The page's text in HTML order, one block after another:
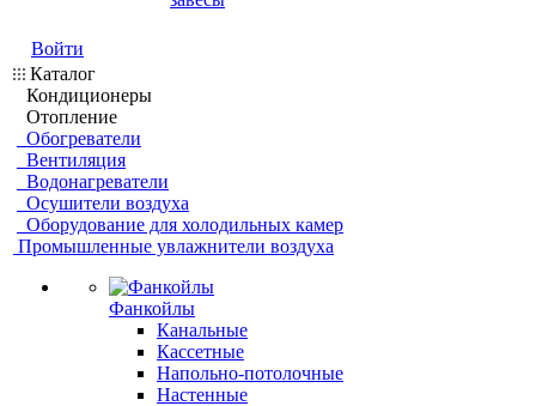
Войти
Каталог
Кондиционеры
Отопление
Обогреватели
Вентиляция
Водонагреватели
Осушители воздуха
Оборудование для холодильных камер
Промышленные увлажнители воздуха
Фанкойлы
Канальные
Кассетные
Напольно-потолочные
Настенные